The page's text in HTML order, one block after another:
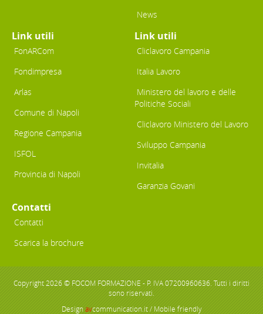
News
Link utili
FonARCom
Fondimpresa
Arlas
Comune di Napoli
Regione Campania
ISFOL
Provincia di Napoli
Link utili
Cliclavoro Campania
Italia Lavoro
Ministero del lavoro e delle
Politiche Sociali
Cliclavoro Ministero del Lavoro
Sviluppo Campania
Invitalia
Garanzia Govani
Contatti
Contatti
Scarica la brochure
Copyright 2026 © FOCOM FORMAZIONE - P. IVA 07200960636. Tutti i diritti
sono riservati.
Designavcommunication.it/ Mobile friendly